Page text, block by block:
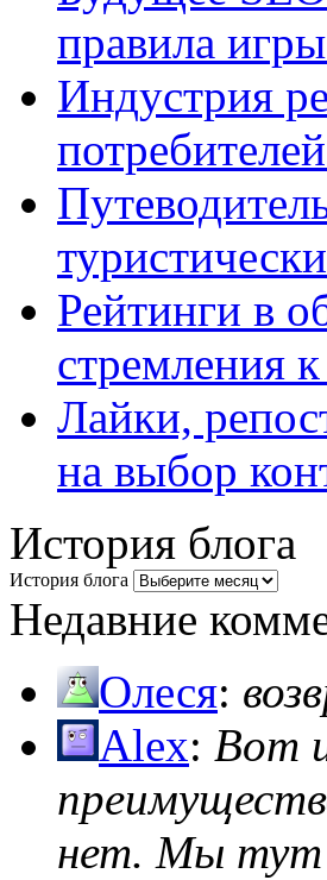
правила
Индустрия
Рейтинги в
стремления
Лайки,
на выбор
История блога
История блога
Недавние
Олеся:
Alex: Вот
нет. Мы